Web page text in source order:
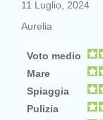
11 Luglio, 2024
Aurelia
Voto medio
Mare
Spiaggia
Pulizia